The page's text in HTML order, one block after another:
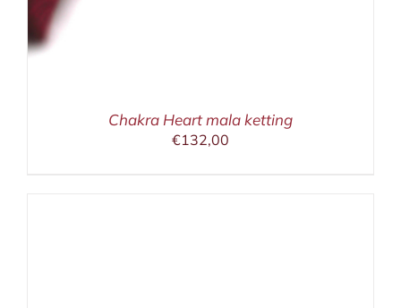
Chakra Heart mala ketting
€132,00